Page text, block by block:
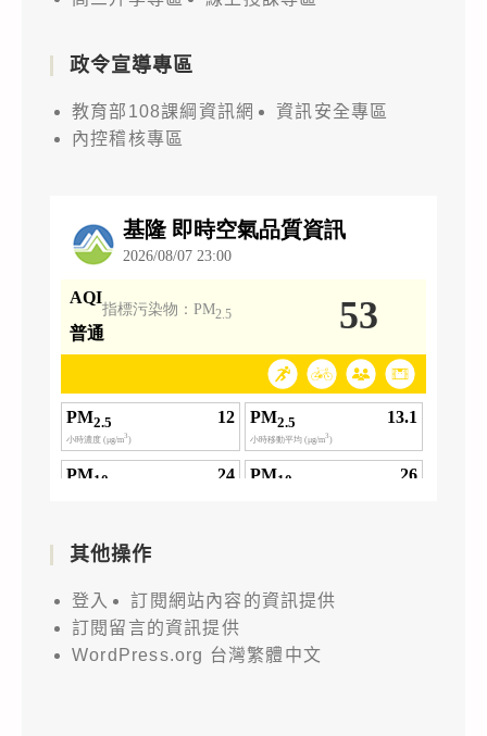
政令宣導專區
教育部108課綱資訊網
資訊安全專區
內控稽核專區
其他操作
登入
訂閱網站內容的資訊提供
訂閱留言的資訊提供
WordPress.org 台灣繁體中文